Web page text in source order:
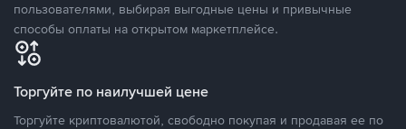
пользователями, выбирая выгодные цены и привычные
способы оплаты на открытом маркетплейсе.
Торгуйте по наилучшей цене
Торгуйте криптовалютой, свободно покупая и продавая ее по